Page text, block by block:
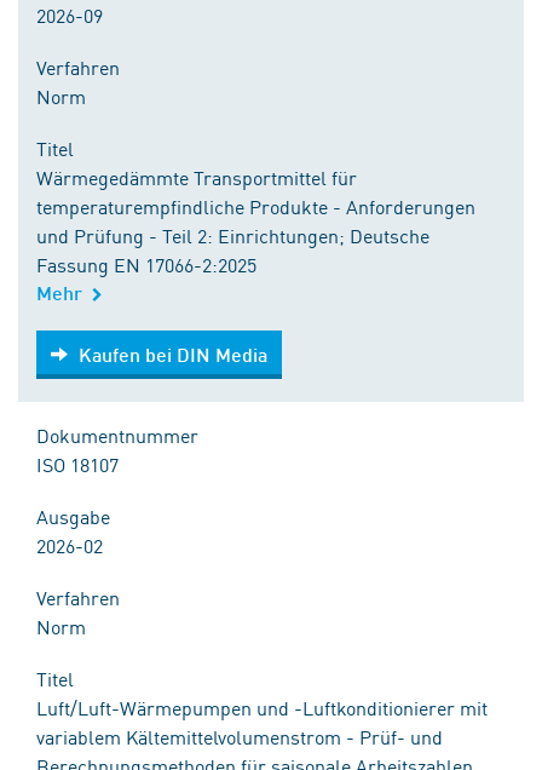
2026-09
Verfahren
Norm
Titel
Wärmegedämmte Transportmittel für
temperaturempfindliche Produkte - Anforderungen
und Prüfung - Teil 2: Einrichtungen; Deutsche
Fassung EN 17066-2:2025
Mehr
Kaufen bei DIN Media
Kaufen bei DIN Media
Dokumentnummer
ISO 18107
Ausgabe
2026-02
Verfahren
Norm
Titel
Luft/Luft-Wärmepumpen und -Luftkonditionierer mit
variablem Kältemittelvolumenstrom - Prüf- und